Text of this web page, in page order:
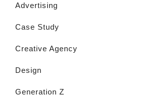
Advertising
Case Study
Creative Agency
Design
Generation Z